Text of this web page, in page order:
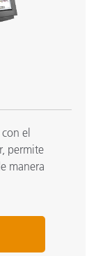
el
permite
manera